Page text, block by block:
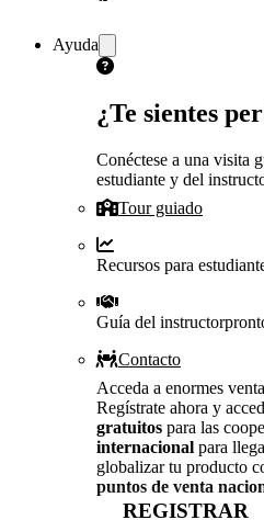
Ayuda
¿Te sientes
Conéctese a una visita
estudiante y del
Tour guiado
Recursos para
Guía del instructor
Contacto
Acceda a enormes
Regístrate ahora y
gratuitos para las
internacional para
globalizar tu producto
puntos de venta
REGISTRAR